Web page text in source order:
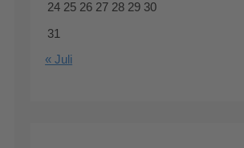
24 25 26 27 28 29 30
31
« Juli